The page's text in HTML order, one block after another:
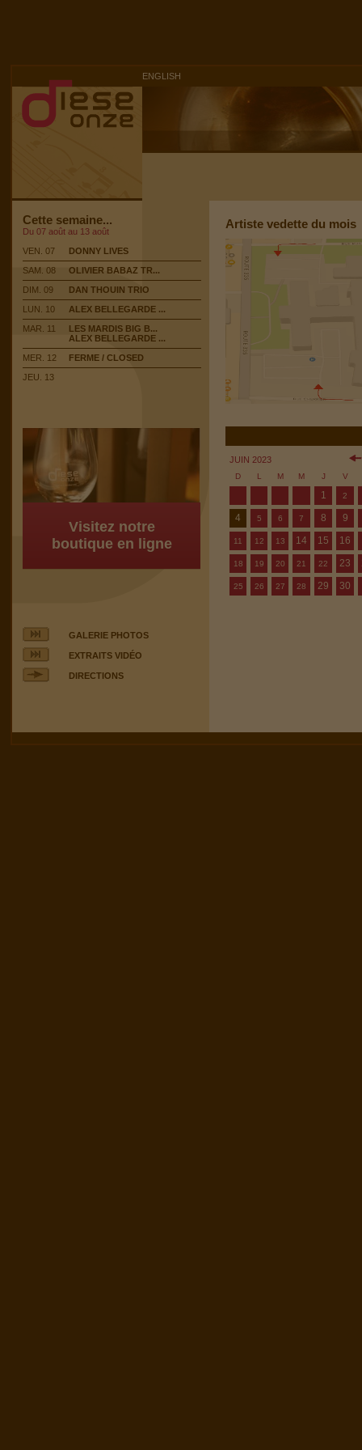
ENGLISH
Cette semaine...
Du 07 août au 13 août
VEN. 07
DONNY LIVES
SAM. 08
OLIVIER BABAZ TR...
DIM. 09
DAN THOUIN TRIO
LUN. 10
ALEX BELLEGARDE ...
MAR. 11
LES MARDIS BIG B...
ALEX BELLEGARDE ...
MER. 12
FERME / CLOSED
JEU. 13
Visitez notre
boutique en ligne
GALERIE PHOTOS
EXTRAITS VIDÉO
DIRECTIONS
Artiste vedette du mois
JUIN 2023
D L M M J V
1 2
4 5 6 7 8 9
11 12 13 14 15 16
18 19 20 21 22 23
25 26 27 28 29 30